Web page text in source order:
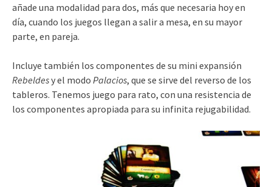
añade una modalidad para dos, más que necesaria hoy en
día, cuando los juegos llegan a salir a mesa, en su mayor
parte, en pareja.
Incluye también los componentes de su mini expansión
Rebeldesy el modo Palacios, que se sirve del reverso de los
tableros. Tenemos juego para rato, con una resistencia de
los componentes apropiada para su infinita rejugabilidad.